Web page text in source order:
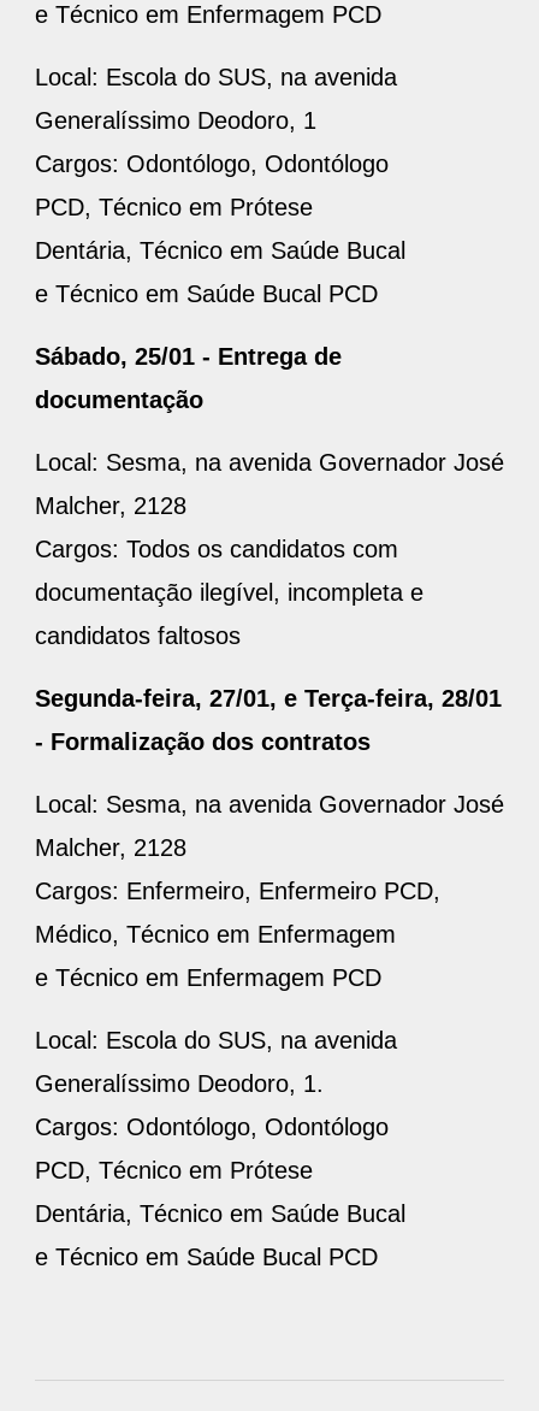
e Técnico em Enfermagem PCD
Local: Escola do SUS, na avenida
Generalíssimo Deodoro, 1
Cargos: Odontólogo, Odontólogo
PCD, Técnico em Prótese
Dentária, Técnico em Saúde Bucal
e Técnico em Saúde Bucal PCD
Sábado, 25/01 - Entrega de
documentação
Local: Sesma, na avenida Governador José
Malcher, 2128
Cargos: Todos os candidatos com
documentação ilegível, incompleta e
candidatos faltosos
Segunda-feira, 27/01, e Terça-feira, 28/01
- Formalização dos contratos
Local: Sesma, na avenida Governador José
Malcher, 2128
Cargos: Enfermeiro, Enfermeiro PCD,
Médico, Técnico em Enfermagem
e Técnico em Enfermagem PCD
Local: Escola do SUS, na avenida
Generalíssimo Deodoro, 1.
Cargos: Odontólogo, Odontólogo
PCD, Técnico em Prótese
Dentária, Técnico em Saúde Bucal
e Técnico em Saúde Bucal PCD